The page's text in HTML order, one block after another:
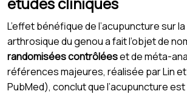
L’effet bénéfique de l’acupuncture sur
arthrosique du genou a fait l’objet de
randomisées contrôléeset de méta-
références majeures, réalisée par Lin et
PubMed), conclut que l’acupuncture